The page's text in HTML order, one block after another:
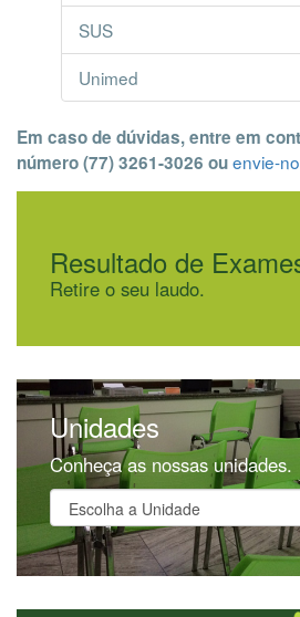
SUS
Unimed
Em caso de dúvidas, entre em
número (77) 3261-3026 ouenvie-
Resultado de
Retire o seu laudo.
Unidades
Conheça as nossas unidades.